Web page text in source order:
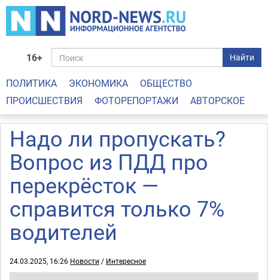
16+ Найти
ПОЛИТИКА ЭКОНОМИКА
ОБЩЕСТВО
ПРОИСШЕСТВИЯ
ФОТОРЕПОРТАЖИ АВТОРСКОЕ
Надо ли пропускать?
Вопрос из ПДД про
перекрёсток —
справится только 7%
водителей
24.03.2025, 16:26 Новости / Интересное